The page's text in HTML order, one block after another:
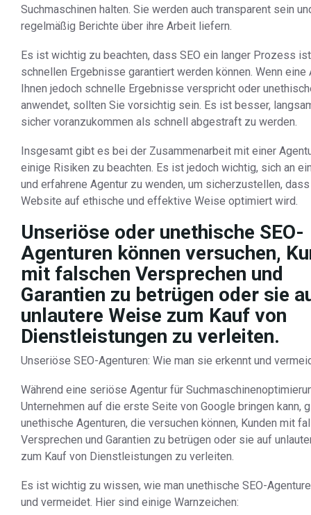
Suchmaschinen halten. Sie werden auch transparent sein
regelmäßig Berichte über ihre Arbeit liefern.
Es ist wichtig zu beachten, dass SEO ein langer Prozess
schnellen Ergebnisse garantiert werden können. Wenn eine
Ihnen jedoch schnelle Ergebnisse verspricht oder
anwendet, sollten Sie vorsichtig sein. Es ist besser,
sicher voranzukommen als schnell abgestraft zu werden.
Insgesamt gibt es bei der Zusammenarbeit mit einer
einige Risiken zu beachten. Es ist jedoch wichtig, sich an
und erfahrene Agentur zu wenden, um sicherzustellen,
Website auf ethische und effektive Weise optimiert wird.
Unseriöse oder unethische SEO-
Agenturen können versuchen,
mit falschen Versprechen und
Garantien zu betrügen oder sie
unlautere Weise zum Kauf von
Dienstleistungen zu verleiten.
Unseriöse SEO-Agenturen: Wie man sie erkennt und
Während eine seriöse Agentur für
Unternehmen auf die erste Seite von Google bringen kann,
unethische Agenturen, die versuchen können, Kunden mit
Versprechen und Garantien zu betrügen oder sie auf
zum Kauf von Dienstleistungen zu verleiten.
Es ist wichtig zu wissen, wie man unethische SEO-
und vermeidet. Hier sind einige Warnzeichen: